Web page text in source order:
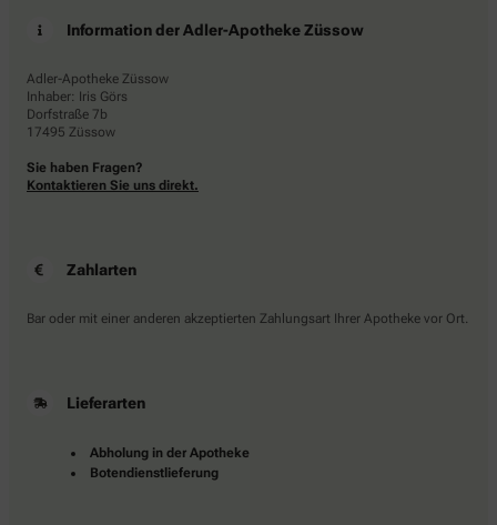
Information der Adler-Apotheke Züssow
Adler-Apotheke Züssow
Inhaber: Iris Görs
Dorfstraße 7b
17495 Züssow
Sie haben Fragen?
Kontaktieren Sie uns direkt.
Zahlarten
Bar oder mit einer anderen akzeptierten Zahlungsart Ihrer Apotheke vor Ort.
Lieferarten
Abholung in der Apotheke
Botendienstlieferung